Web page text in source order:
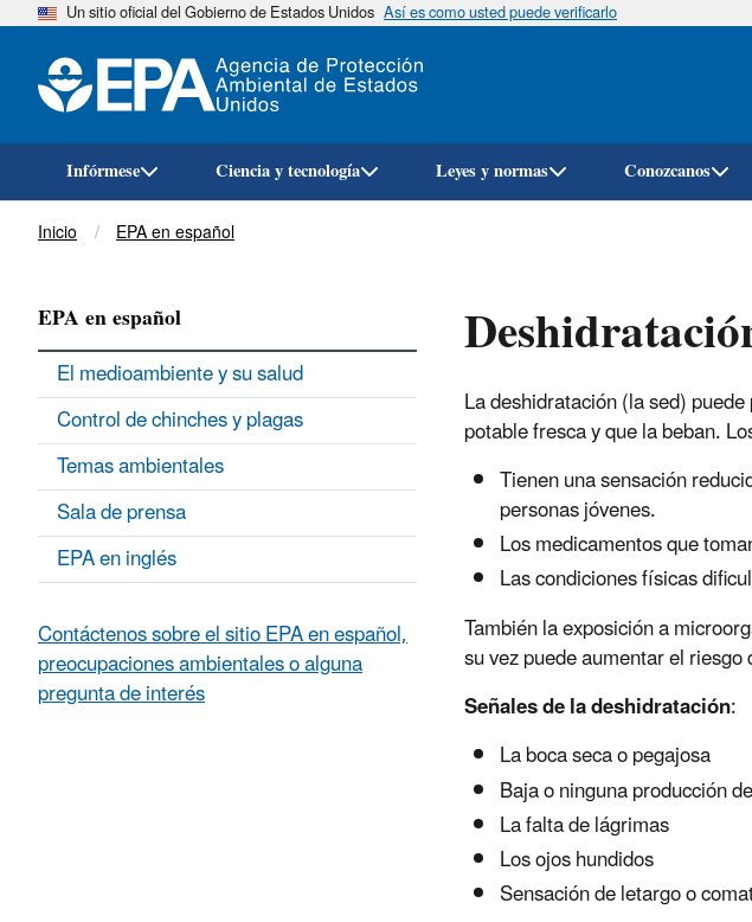
Un sitio oficial del Gobierno de Estados Unidos Así es como usted puede verificarlo
Infórmese Ciencia y tecnología Leyes y normas Conozcanos
Breadcrumb
Inicio EPA en español
La deshidratación (la sed)
potable fresca y que la beban.
Tienen una sensación
personas jóvenes.
Los medicamentos que
Las condiciones físicas
También la exposición a
su vez puede aumentar el
Señales de la deshidratación:
La boca seca o pegajosa
Baja o ninguna producción
La falta de lágrimas
Los ojos hundidos
Sensación de letargo o
EPA en español
El medioambiente y su salud
Control de chinches y plagas
Temas ambientales
Sala de prensa
EPA en inglés
Contáctenos sobre el sitio EPA en español,
preocupaciones ambientales o alguna
pregunta de interés